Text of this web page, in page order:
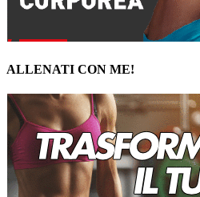
ALLENATI CON ME!